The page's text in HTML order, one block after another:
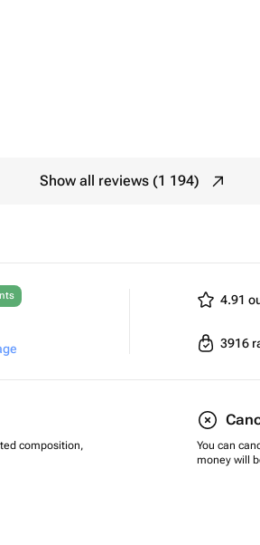
Show all reviews (1 194)
4.91
3916
composition,
You can
money will